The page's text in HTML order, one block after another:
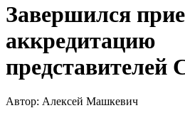
Завершился
аккредитацию
Автор: Алексей Машкевич